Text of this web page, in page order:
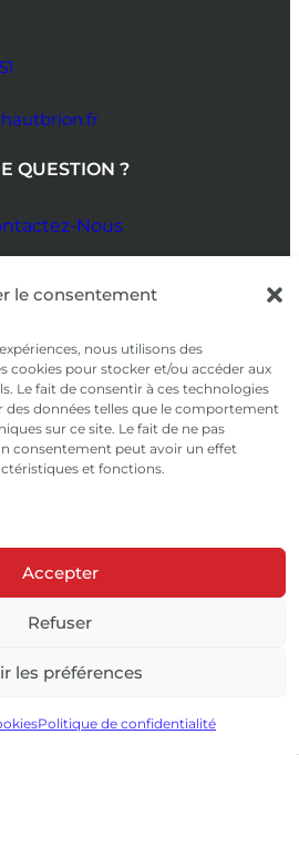
le consentement
nous utilisons des
cookies pour stocker et/ou accéder aux
Le fait de consentir à ces technologies
données telles que le comportement
sur ce site. Le fait de ne pas
consentement peut avoir un effet
et fonctions.
Accepter
Refuser
les préférences
Politique de confidentialité
QUESTION ?
Nous
Larrivet Haut-Brion |
Politique de confidentialité
|CGV
DANGEREUX POUR LA SANTÉ, À